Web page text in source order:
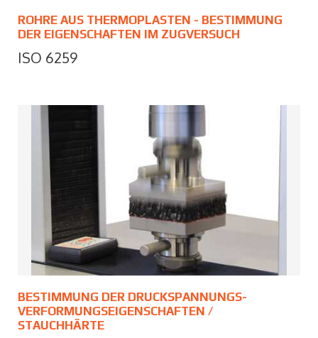
ROHRE AUS THERMOPLASTEN - BESTIMMUNG
DER EIGENSCHAFTEN IM ZUGVERSUCH
ISO 6259
BESTIMMUNG DER DRUCKSPANNUNGS-
VERFORMUNGSEIGENSCHAFTEN /
STAUCHHÄRTE